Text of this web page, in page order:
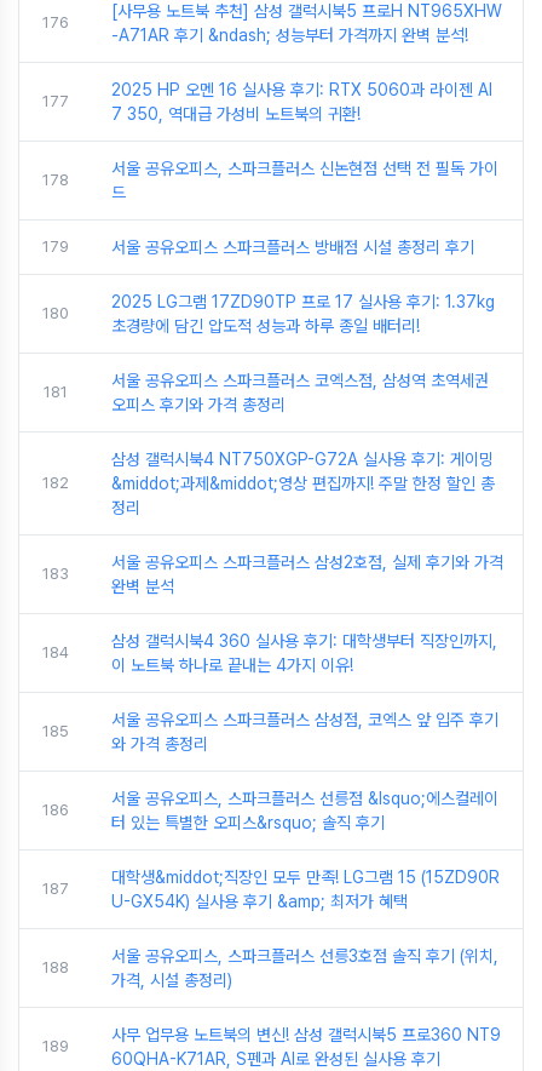
176
[사무용 노트북 추천] 삼성 갤럭시북5 프로H NT965XHW
-A71AR 후기 &ndash; 성능부터 가격까지 완벽 분석!
177
2025 HP 오멘 16 실사용 후기: RTX 5060과 라이젠 AI
7 350, 역대급 가성비 노트북의 귀환!
178
서울 공유오피스, 스파크플러스 신논현점 선택 전 필독 가이
드
179 서울 공유오피스 스파크플러스 방배점 시설 총정리 후기
180
2025 LG그램 17ZD90TP 프로 17 실사용 후기: 1.37kg
초경량에 담긴 압도적 성능과 하루 종일 배터리!
181
서울 공유오피스 스파크플러스 코엑스점, 삼성역 초역세권
오피스 후기와 가격 총정리
182
삼성 갤럭시북4 NT750XGP-G72A 실사용 후기: 게이밍
&middot;과제&middot;영상 편집까지! 주말 한정 할인 총
정리
183
서울 공유오피스 스파크플러스 삼성2호점, 실제 후기와 가격
완벽 분석
184
삼성 갤럭시북4 360 실사용 후기: 대학생부터 직장인까지,
이 노트북 하나로 끝내는 4가지 이유!
185
서울 공유오피스 스파크플러스 삼성점, 코엑스 앞 입주 후기
와 가격 총정리
186
서울 공유오피스, 스파크플러스 선릉점 &lsquo;에스컬레이
터 있는 특별한 오피스&rsquo; 솔직 후기
187
대학생&middot;직장인 모두 만족! LG그램 15 (15ZD90R
U-GX54K) 실사용 후기 &amp; 최저가 혜택
188
서울 공유오피스, 스파크플러스 선릉3호점 솔직 후기 (위치,
가격, 시설 총정리)
189
사무 업무용 노트북의 변신! 삼성 갤럭시북5 프로360 NT9
60QHA-K71AR, S펜과 AI로 완성된 실사용 후기